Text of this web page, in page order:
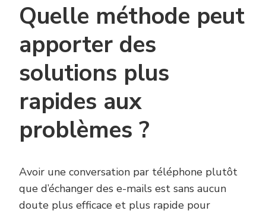
Quelle méthode peut
apporter des
solutions plus
rapides aux
problèmes ?
Avoir une conversation par téléphone plutôt
que d’échanger des e-mails est sans aucun
doute plus efficace et plus rapide pour